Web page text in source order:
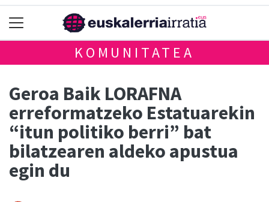
KOMUNITATEA
Geroa Baik LORAFNA
erreformatzeko Estatuarekin
“itun politiko berri” bat
bilatzearen aldeko apustua
egin du